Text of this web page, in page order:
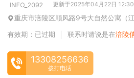
INFO_2092 更新于2025年04月22日
重庆市涪陵区顺风路9号大自然公寓（江
有效期：已过期
联系时请说是在涪陵
13308256636
拨打电话